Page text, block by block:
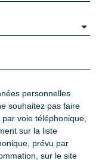
personnelles
souhaitez pas faire
voie téléphonique,
sur la liste
prévu par
sur le site